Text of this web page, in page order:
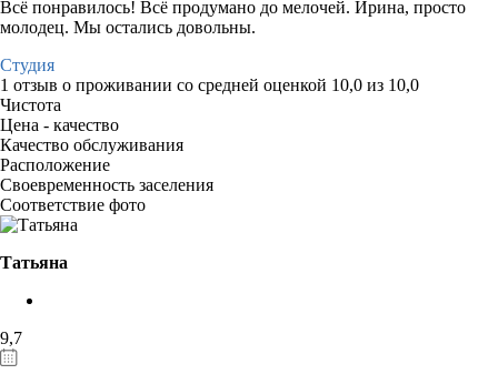
Всё понравилось! Всё продумано до мелочей. Ирина, просто
молодец. Мы остались довольны.
Студия
1 отзыв о проживании со средней оценкой 10,0 из 10,0
Чистота
Цена - качество
Качество обслуживания
Расположение
Своевременность заселения
Соответствие фото
Татьяна
9,7